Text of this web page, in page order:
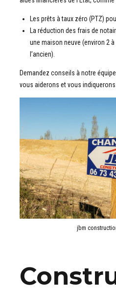
Les prêts à taux zéro (PTZ)
La réduction des frais de
une maison neuve (environ 2 à
l’ancien).
Demandez conseils à notre
vous aiderons et vous indiquerons
jbm